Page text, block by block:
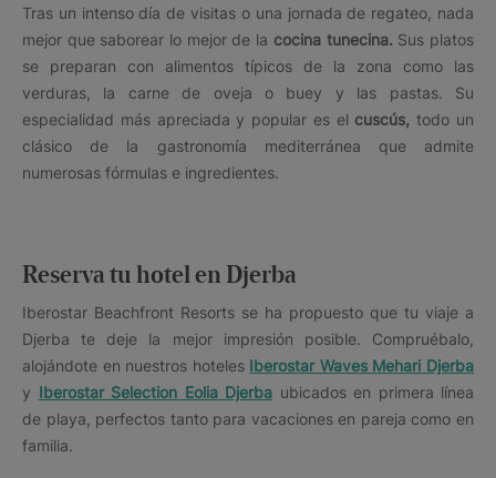
Tras un intenso día de visitas o una jornada de regateo, nada
mejor que saborear lo mejor de la cocina tunecina. Sus platos
se preparan con alimentos típicos de la zona como las
verduras, la carne de oveja o buey y las pastas. Su
especialidad más apreciada y popular es el cuscús, todo un
clásico de la gastronomía mediterránea que admite
numerosas fórmulas e ingredientes.
Reserva tu hotel en Djerba
Iberostar Beachfront Resorts se ha propuesto que tu viaje a
Djerba te deje la mejor impresión posible. Compruébalo,
alojándote en nuestros hoteles Iberostar Waves Mehari Djerba
y Iberostar Selection Eolia Djerba ubicados en primera línea
de playa, perfectos tanto para vacaciones en pareja como en
familia.